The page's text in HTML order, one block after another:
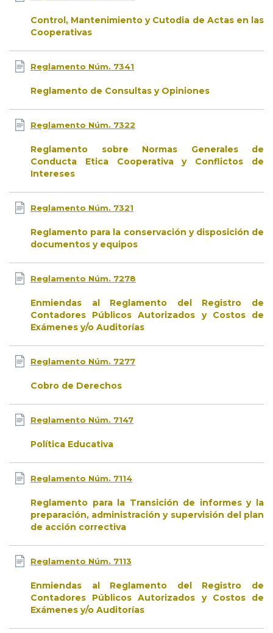
Control, Mantenimiento y Cutodia de Actas en las
Cooperativas
Reglamento Núm. 7341
Reglamento de Consultas y Opiniones
Reglamento Núm. 7322
Reglamento sobre Normas Generales de
Conducta Etica Cooperativa y Conflictos de
Intereses
Reglamento Núm. 7321
Reglamento para la conservación y disposición de
documentos y equipos
Reglamento Núm. 7278
Enmiendas al Reglamento del Registro de
Contadores Públicos Autorizados y Costos de
Exámenes y/o Auditorías
Reglamento Núm. 7277
Cobro de Derechos
Reglamento Núm. 7147
Política Educativa
Reglamento Núm. 7114
Reglamento para la Transición de informes y la
preparación, administración y supervisión del plan
de acción correctiva
Reglamento Núm. 7113
Enmiendas al Reglamento del Registro de
Contadores Públicos Autorizados y Costos de
Exámenes y/o Auditorías